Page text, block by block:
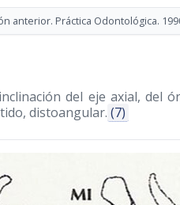
anterior. Práctica Odontológica.
del eje axial, del
distoangular. (7)